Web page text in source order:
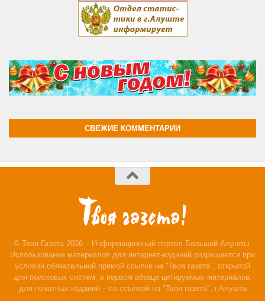
СВЕЖИЕ КОММЕНТАРИИ
© Твоя Газета 2026 – Информационный портал Большой Алушты.
Использование материалов для интернет-изданий разрешается при
условии обязательной прямой ссылки на "Твоя газета", открытой
для поисковых систем, в первом абзаце цитируемых материалов;
для печатных изданий – со ссылкой на "Твоя газета", г.Алушта